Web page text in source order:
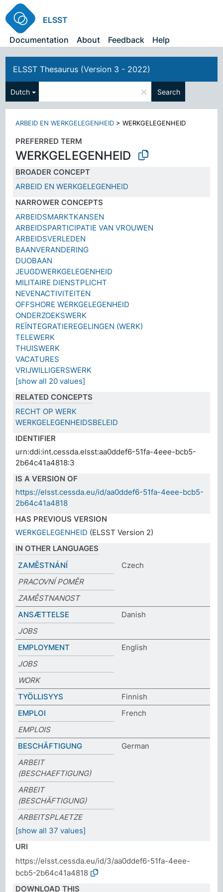
ELSST
Documentation
About Feedback Help
ELSST Thesaurus (Version 3 - 2022)
Dutch × Search
ARBEID EN WERKGELEGENHEID >WERKGELEGENHEID
PREFERRED TERM
WERKGELEGENHEID
BROADER CONCEPT
ARBEID EN WERKGELEGENHEID
NARROWER CONCEPTS
ARBEIDSMARKTKANSEN
ARBEIDSPARTICIPATIE VAN VROUWEN
ARBEIDSVERLEDEN
BAANVERANDERING
DUOBAAN
JEUGDWERKGELEGENHEID
MILITAIRE DIENSTPLICHT
NEVENACTIVITEITEN
OFFSHORE WERKGELEGENHEID
ONDERZOEKSWERK
REÏNTEGRATIEREGELINGEN (WERK)
TELEWERK
THUISWERK
VACATURES
VRIJWILLIGERSWERK
[show all 20 values]
RELATED CONCEPTS
RECHT OP WERK
WERKGELEGENHEIDSBELEID
IDENTIFIER
urn:ddi:int.cessda.elsst:aa0ddef6-51fa-4eee-bcb5-
2b64c41a4818:3
IS A VERSION OF
https://elsst.cessda.eu/id/aa0ddef6-51fa-4eee-bcb5-
2b64c41a4818
HAS PREVIOUS VERSION
WERKGELEGENHEID (ELSST Version 2)
IN OTHER LANGUAGES
ZAMĚSTNÁNÍ
Czech
PRACOVNÍ POMĚR
ZAMĚSTNANOST
ANSÆTTELSE
Danish
JOBS
EMPLOYMENT
English
JOBS
WORK
TYÖLLISYYS
Finnish
EMPLOI
French
EMPLOIS
BESCHÄFTIGUNG
German
ARBEIT
(BESCHAEFTIGUNG)
ARBEIT
(BESCHÄFTIGUNG)
ARBEITSPLAETZE
[show all 37 values]
URI
https://elsst.cessda.eu/id/3/aa0ddef6-51fa-4eee-
bcb5-2b64c41a4818
DOWNLOAD THIS